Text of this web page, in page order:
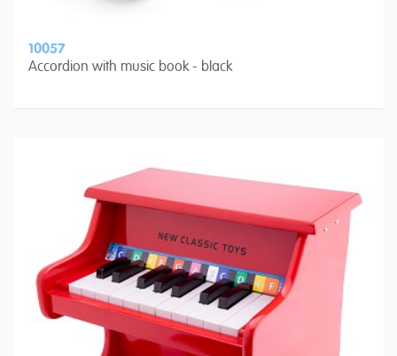
10057
Accordion with music book - black